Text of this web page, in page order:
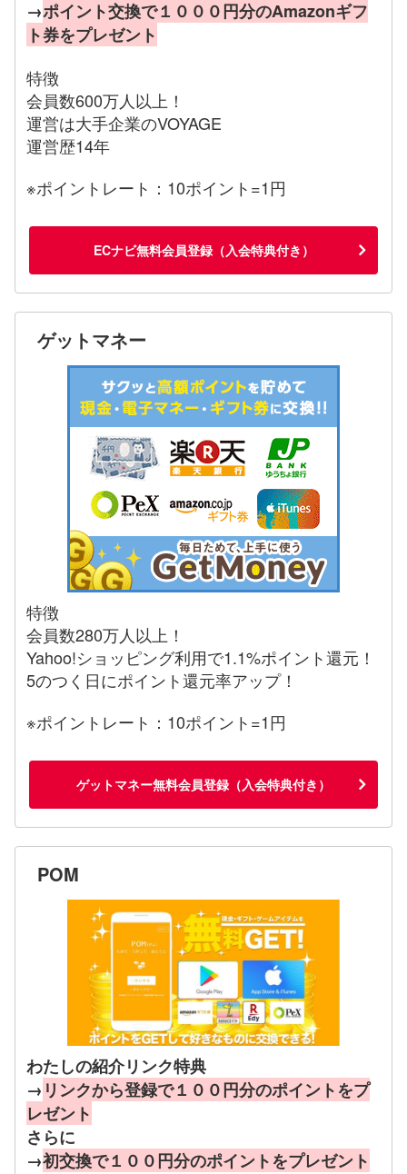
→ポイント交換で１０００円分のAmazonギフ
ト券をプレゼント
特徴
会員数600万人以上！
運営は大手企業のVOYAGE
運営歴14年
※ポイントレート：10ポイント=1円
ECナビ無料会員登録（入会特典付き）
ゲットマネー
特徴
会員数280万人以上！
Yahoo!ショッピング利用で1.1%ポイント還元！
5のつく日にポイント還元率アップ！
※ポイントレート：10ポイント=1円
ゲットマネー無料会員登録（入会特典付き）
POM
わたしの紹介リンク特典
→ リンクから登録で１００円分のポイントをプ
レゼント
さらに
→初交換で１００円分のポイントをプレゼント